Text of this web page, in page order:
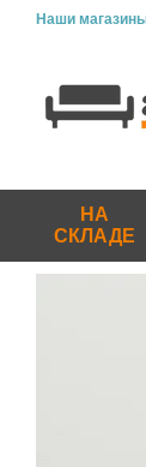
Перейти к
Наши
НА
СКЛАДЕ